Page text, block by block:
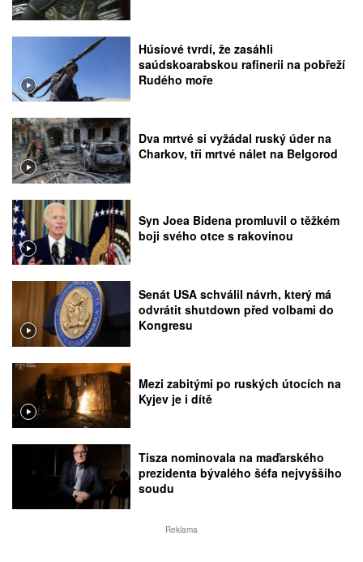
Húsíové tvrdí, že zasáhli
saúdskoarabskou rafinerii na pobřeží
Rudého moře
Dva mrtvé si vyžádal ruský úder na
Charkov, tři mrtvé nálet na Belgorod
Syn Joea Bidena promluvil o těžkém
boji svého otce s rakovinou
Senát USA schválil návrh, který má
odvrátit shutdown před volbami do
Kongresu
Mezi zabitými po ruských útocích na
Kyjev je i dítě
Tisza nominovala na maďarského
prezidenta bývalého šéfa nejvyššího
soudu
Reklama